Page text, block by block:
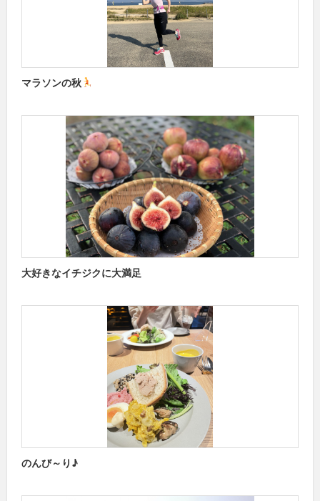
マラソンの秋
大好きなイチジクに大満足
のんび～り♪